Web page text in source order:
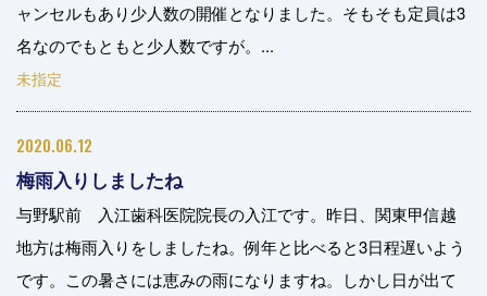
ャンセルもあり少人数の開催となりました。そもそも定員は3
名なのでもともと少人数ですが。...
未指定
2020.06.12
梅雨入りしましたね
与野駅前 入江歯科医院院長の入江です。昨日、関東甲信越
地方は梅雨入りをしましたね。例年と比べると3日程遅いよう
です。この暑さには恵みの雨になりますね。しかし日が出て